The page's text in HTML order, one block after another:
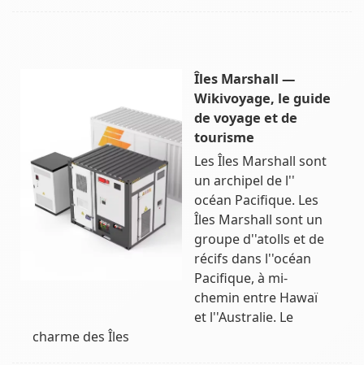
Îles Marshall —
Wikivoyage, le guide
de voyage et de
tourisme
Les Îles Marshall sont
un archipel de l''
océan Pacifique. Les
Îles Marshall sont un
groupe d''atolls et de
récifs dans l''océan
Pacifique, à mi-
chemin entre Hawaï
et l''Australie. Le
charme des Îles